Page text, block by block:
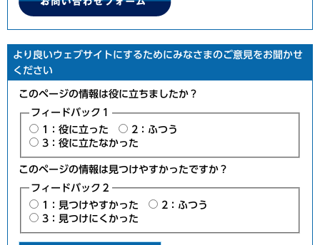
より良いウェブサイトにするためにみなさまのご意見をお聞かせ
ください
このページの情報は役に立ちましたか？
フィードバック１
1：役に立った
2：ふつう
3：役に立たなかった
このページの情報は見つけやすかったですか？
フィードバック２
1：見つけやすかった
2：ふつう
3：見つけにくかった